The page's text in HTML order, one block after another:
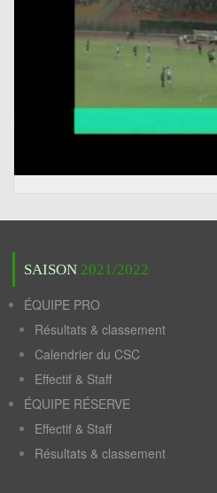
SAISON 2021/2022
ÉQUIPE PRO
Résultats & classement
Calendrier du CSC
Effectif & Staff
ÉQUIPE RÉSERVE
Effectif & Staff
Résultats & classement